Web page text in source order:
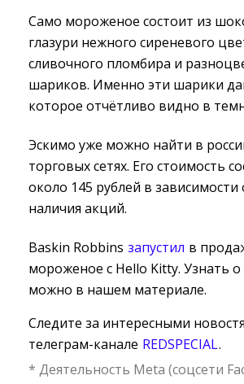
Само мороженое состоит из
глазури нежного сиреневого
сливочного пломбира и
шариков. Именно эти шарики
которое отчётливо видно в
Эскимо уже можно найти в
торговых сетях. Его стоимость
около 145 рублей в зависимости
наличия акций.
Baskin Robbins запустил в
мороженое с Hello Kitty. Узнать
можно в нашем материале.
Следите за интересными
телеграм-канале REDSPECIAL.
* Деятельность Meta (соцсети